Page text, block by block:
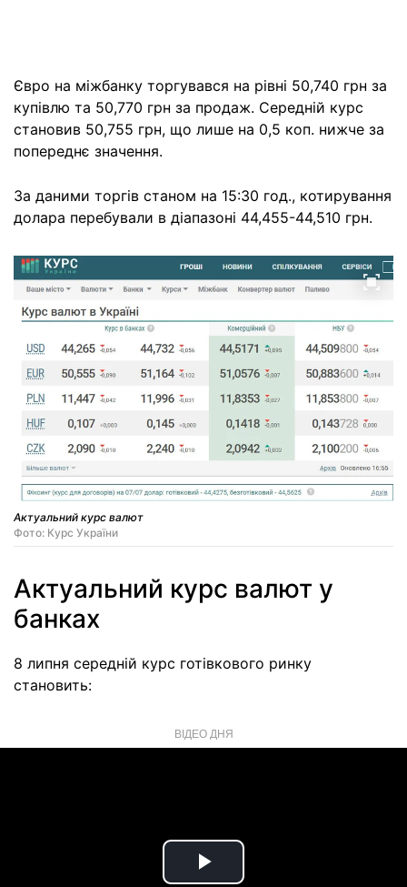
Євро на міжбанку торгувався на рівні 50,740 грн за
купівлю та 50,770 грн за продаж. Середній курс
становив 50,755 грн, що лише на 0,5 коп. нижче за
попереднє значення.
За даними торгів станом на 15:30 год., котирування
долара перебували в діапазоні 44,455-44,510 грн.
Актуальний курс валют
Фото: Курс України
Актуальний курс валют у
банках
8 липня середній курс готівкового ринку
становить:
ВІДЕО ДНЯ